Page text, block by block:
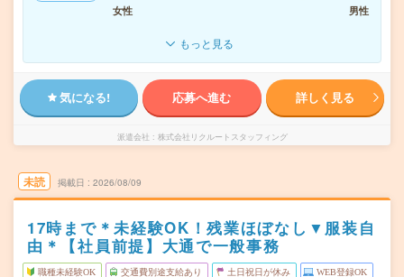
女性
男性
もっと見る
気になる! 応募へ進む 詳しく見る
派遣会社 株式会社リクルートスタッフィング
未読 掲載日 2026/08/09
17時まで＊未経験OK！残業ほぼなし▼服装自
由＊【社員前提】大通で一般事務
職種未経験OK 交通費別途支給あり 土日祝日が休み WEB登録OK